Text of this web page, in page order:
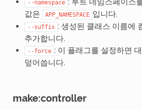
--namespace
값은
APP_NAMESPACE 입니다.
--suffix : 생성된 클래스 이름에
추가합니다.
--force : 이 플래그를 설정하면
덮어씁니다.
make:controller